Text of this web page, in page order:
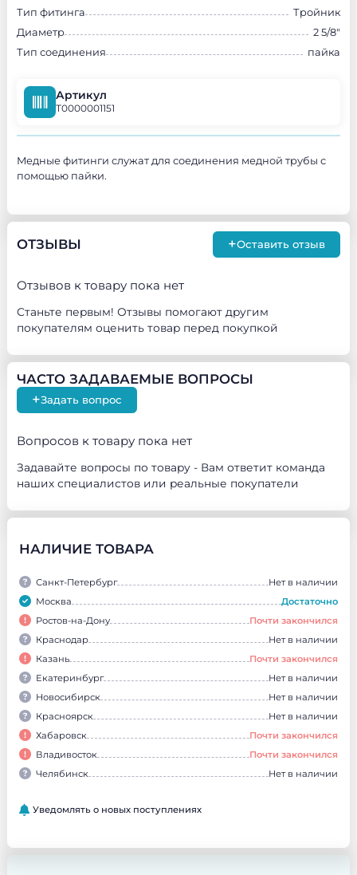
Тип фитинга
Тройник
Диаметр
2 5/8"
Тип соединения
пайка
Артикул
Т0000001151
Медные фитинги служат для соединения медной трубы с
помощью пайки.
ОТЗЫВЫ +Оставить отзыв
Отзывов к товару пока нет
Станьте первым! Отзывы помогают другим
покупателям оценить товар перед покупкой
ЧАСТО ЗАДАВАЕМЫЕ ВОПРОСЫ
+Задать вопрос
Вопросов к товару пока нет
Задавайте вопросы по товару - Вам ответит команда
наших специалистов или реальные покупатели
НАЛИЧИЕ ТОВАРА
Санкт-Петербург
Нет в наличии
Москва
Достаточно
Ростов-на-Дону
Почти закончился
Краснодар
Нет в наличии
Казань
Почти закончился
Екатеринбург
Нет в наличии
Новосибирск
Нет в наличии
Красноярск
Нет в наличии
Хабаровск
Почти закончился
Владивосток
Почти закончился
Челябинск
Нет в наличии
Уведомлять о новых поступлениях